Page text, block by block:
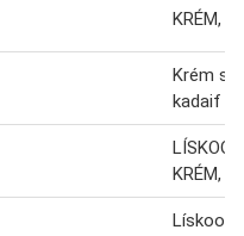
KRÉM,
Krém s
kadaif a
KRÉM,